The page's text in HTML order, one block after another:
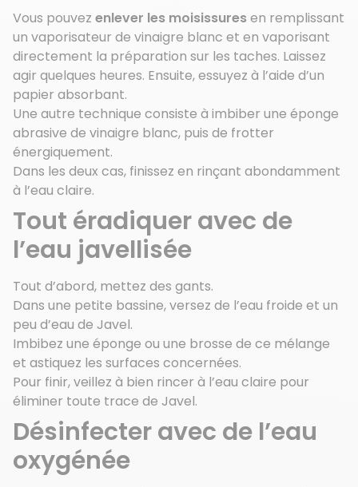
Vous pouvez enlever les moisissuresen remplissant
un vaporisateur de vinaigre blanc et en vaporisant
directement la préparation sur les taches. Laissez
agir quelques heures. Ensuite, essuyez à l’aide d’un
papier absorbant.
Une autre technique consiste à imbiber une éponge
abrasive de vinaigre blanc, puis de frotter
énergiquement.
Dans les deux cas, finissez en rinçant abondamment
à l’eau claire.
Tout éradiquer avec de
l’eau javellisée
Tout d’abord, mettez des gants.
Dans une petite bassine, versez de l’eau froide et un
peu d’eau de Javel.
Imbibez une éponge ou une brosse de ce mélange
et astiquez les surfaces concernées.
Pour finir, veillez à bien rincer à l’eau claire pour
éliminer toute trace de Javel.
Désinfecter avec de l’eau
oxygénée